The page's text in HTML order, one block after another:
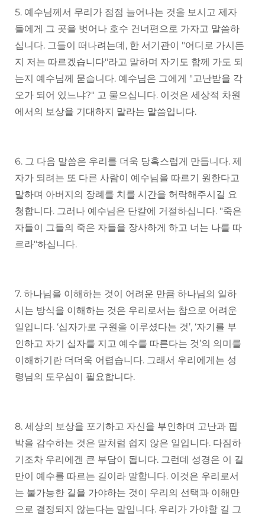
5. 예수님께서 무리가 점점 늘어나는 것을 보시고 제자
들에게 그 곳을 벗어나 호수 건너편으로 가자고 말씀하
십니다. 그들이 떠나려는데, 한 서기관이 "어디로 가시든
지 저는 따르겠습니다"라고 말하며 자기도 함께 가도 되
는지 예수님께 묻습니다. 예수님은 그에게 "고난받을 각
오가 되어 있느냐?" 고 물으십니다. 이것은 세상적 차원
에서의 보상을 기대하지 말라는 말씀입니다.
6. 그 다음 말씀은 우리를 더욱 당혹스럽게 만듭니다. 제
자가 되려는 또 다른 사람이 예수님을 따르기 원한다고
말하며 아버지의 장례를 치를 시간을 허락해주시길 요
청합니다. 그러나 예수님은 단칼에 거절하십니다. "죽은
자들이 그들의 죽은 자들을 장사하게 하고 너는 나를 따
르라"하십니다.
7. 하나님을 이해하는 것이 어려운 만큼 하나님의 일하
시는 방식을 이해하는 것은 우리로서는 참으로 어려운
일입니다. ‘십자가로 구원을 이루셨다는 것’, ‘자기를 부
인하고 자기 십자를 지고 예수를 따른다는 것’의 의미를
이해하기란 더더욱 어렵습니다. 그래서 우리에게는 성
령님의 도우심이 필요합니다.
8. 세상의 보상을 포기하고 자신을 부인하며 고난과 핍
박을 감수하는 것은 말처럼 쉽지 않은 일입니다. 다짐하
기조차 우리에겐 큰 부담이 됩니다. 그런데 성경은 이 길
만이 예수를 따르는 길이라 말합니다. 이것은 우리로서
는 불가능한 길을 가야하는 것이 우리의 선택과 이해만
으로 결정되지 않는다는 말입니다. 우리가 가야할 길 그